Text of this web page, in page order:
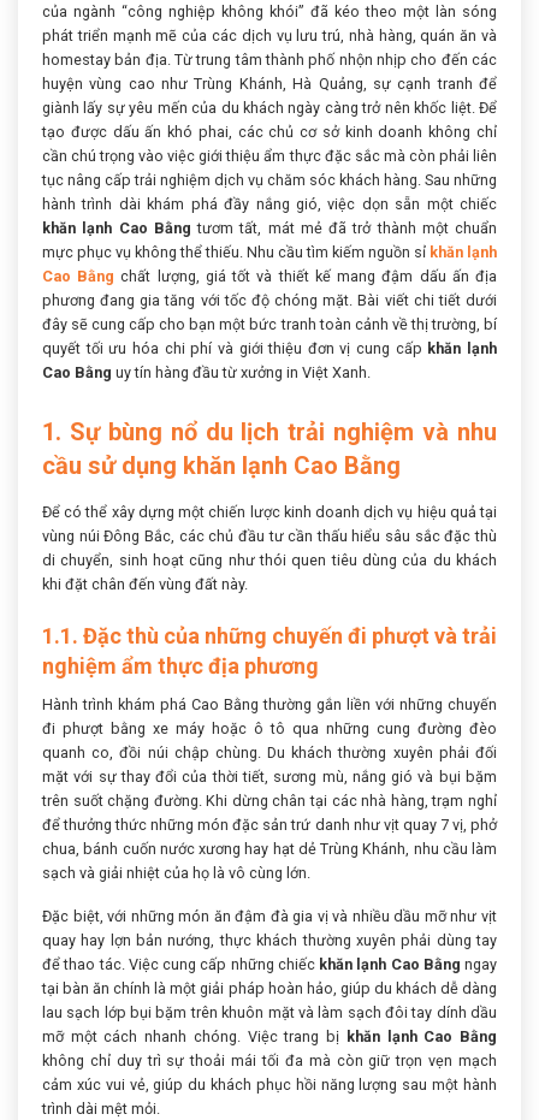
của ngành “công nghiệp không khói” đã kéo theo một làn sóng
phát triển mạnh mẽ của các dịch vụ lưu trú, nhà hàng, quán ăn và
homestay bản địa. Từ trung tâm thành phố nhộn nhịp cho đến các
huyện vùng cao như Trùng Khánh, Hà Quảng, sự cạnh tranh để
giành lấy sự yêu mến của du khách ngày càng trở nên khốc liệt. Để
tạo được dấu ấn khó phai, các chủ cơ sở kinh doanh không chỉ
cần chú trọng vào việc giới thiệu ẩm thực đặc sắc mà còn phải liên
tục nâng cấp trải nghiệm dịch vụ chăm sóc khách hàng. Sau những
hành trình dài khám phá đầy nắng gió, việc dọn sẵn một chiếc
khăn lạnh Cao Bằng tươm tất, mát mẻ đã trở thành một chuẩn
mực phục vụ không thể thiếu. Nhu cầu tìm kiếm nguồn sỉ khăn lạnh
Cao Bằng chất lượng, giá tốt và thiết kế mang đậm dấu ấn địa
phương đang gia tăng với tốc độ chóng mặt. Bài viết chi tiết dưới
đây sẽ cung cấp cho bạn một bức tranh toàn cảnh về thị trường, bí
quyết tối ưu hóa chi phí và giới thiệu đơn vị cung cấp khăn lạnh
Cao Bằng uy tín hàng đầu từ xưởng in Việt Xanh.
1. Sự bùng nổ du lịch trải nghiệm và nhu
cầu sử dụng khăn lạnh Cao Bằng
Để có thể xây dựng một chiến lược kinh doanh dịch vụ hiệu quả tại
vùng núi Đông Bắc, các chủ đầu tư cần thấu hiểu sâu sắc đặc thù
di chuyển, sinh hoạt cũng như thói quen tiêu dùng của du khách
khi đặt chân đến vùng đất này.
1.1. Đặc thù của những chuyến đi phượt và trải
nghiệm ẩm thực địa phương
Hành trình khám phá Cao Bằng thường gắn liền với những chuyến
đi phượt bằng xe máy hoặc ô tô qua những cung đường đèo
quanh co, đồi núi chập chùng. Du khách thường xuyên phải đối
mặt với sự thay đổi của thời tiết, sương mù, nắng gió và bụi bặm
trên suốt chặng đường. Khi dừng chân tại các nhà hàng, trạm nghỉ
để thưởng thức những món đặc sản trứ danh như vịt quay 7 vị, phở
chua, bánh cuốn nước xương hay hạt dẻ Trùng Khánh, nhu cầu làm
sạch và giải nhiệt của họ là vô cùng lớn.
Đặc biệt, với những món ăn đậm đà gia vị và nhiều dầu mỡ như vịt
quay hay lợn bản nướng, thực khách thường xuyên phải dùng tay
để thao tác. Việc cung cấp những chiếc khăn lạnh Cao Bằng ngay
tại bàn ăn chính là một giải pháp hoàn hảo, giúp du khách dễ dàng
lau sạch lớp bụi bặm trên khuôn mặt và làm sạch đôi tay dính dầu
mỡ một cách nhanh chóng. Việc trang bị khăn lạnh Cao Bằng
không chỉ duy trì sự thoải mái tối đa mà còn giữ trọn vẹn mạch
cảm xúc vui vẻ, giúp du khách phục hồi năng lượng sau một hành
trình dài mệt mỏi.